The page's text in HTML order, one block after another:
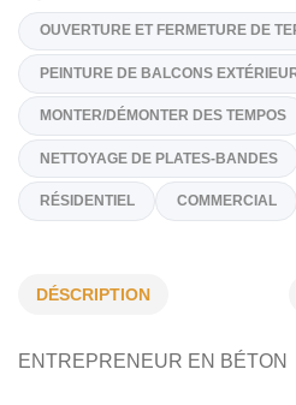
1127, Ch De La Rivière-
(450) 675-6393
Sur Demande
Spécialités
MONTER/DÉMONTER DES
DÉSCRIPTION
ENTREPRENEUR EN BÉTON